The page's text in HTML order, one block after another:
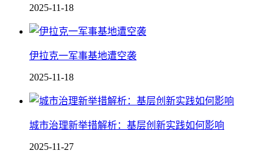
2025-11-18
伊拉克一军事基地遭空袭
2025-11-18
城市治理新举措解析：基层创新实践如何影响
2025-11-27